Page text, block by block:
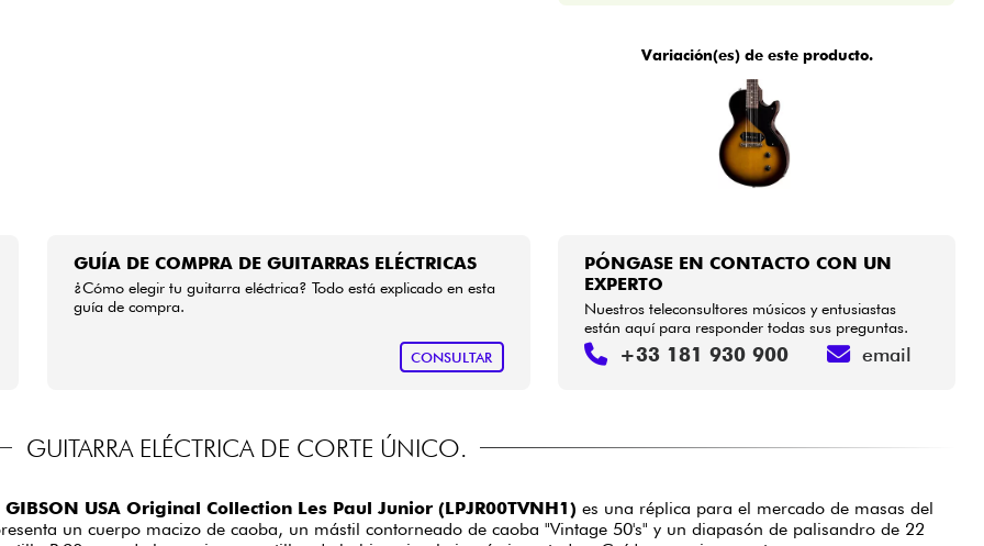
Variación(es) de este producto.
GUÍA DE COMPRA DE GUITARRAS ELÉCTRICAS
¿Cómo elegir tu guitarra eléctrica? Todo está explicado en esta
guía de compra.
CONSULTAR
PÓNGASE EN CONTACTO CON UN
EXPERTO
Nuestros teleconsultores músicos y entusiastas
están aquí para responder todas sus preguntas.
+33 181 930 900 email
GUITARRA ELÉCTRICA DE CORTE ÚNICO.
GIBSON USA Original Collection Les Paul Junior (LPJR00TVNH1) es una réplica para el mercado de masas del
un cuerpo macizo de caoba, un mástil contorneado de caoba "Vintage 50's" y un diapasón de palisandro de 22